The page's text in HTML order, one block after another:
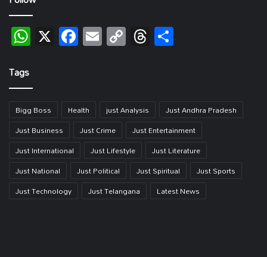
WhatsApp
X Facebook
EmailCopy
Link
Threads
Tags
Bigg Boss Health just Analysis
Just Andhra Pradesh
Just Business
Just Crime
Just Entertainment
Just International
Just Lifestyle
Just Literature
Just National
Just Political Just Spiritual
Just Sports
Just Technology
Just Telangana Latest News